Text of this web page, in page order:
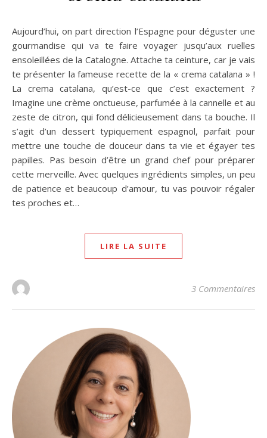
Aujourd’hui, on part direction l’Espagne pour déguster une
gourmandise qui va te faire voyager jusqu’aux ruelles
ensoleillées de la Catalogne. Attache ta ceinture, car je vais
te présenter la fameuse recette de la « crema catalana » !
La crema catalana, qu’est-ce que c’est exactement ?
Imagine une crème onctueuse, parfumée à la cannelle et au
zeste de citron, qui fond délicieusement dans ta bouche. Il
s’agit d’un dessert typiquement espagnol, parfait pour
mettre une touche de douceur dans ta vie et égayer tes
papilles. Pas besoin d’être un grand chef pour préparer
cette merveille. Avec quelques ingrédients simples, un peu
de patience et beaucoup d’amour, tu vas pouvoir régaler
tes proches et…
LIRE LA SUITE
3 Commentaires